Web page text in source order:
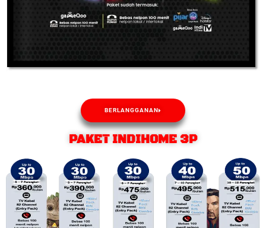
BERLANGGANAN
PAKET INDIHOME 3P